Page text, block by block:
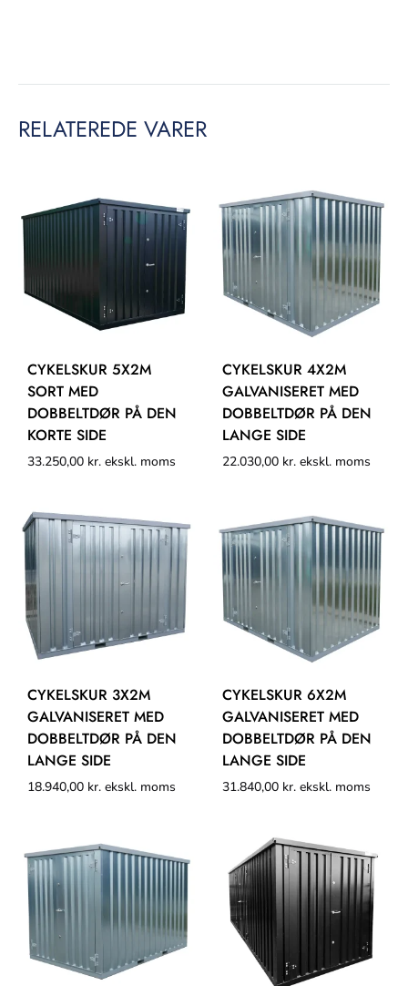
RELATEREDE VARER
CYKELSKUR 5X2M
SORT MED
DOBBELTDØR PÅ DEN
KORTE SIDE
33.250,00 kr. ekskl. moms
CYKELSKUR 4X2M
GALVANISERET MED
DOBBELTDØR PÅ DEN
LANGE SIDE
22.030,00 kr. ekskl. moms
CYKELSKUR 3X2M
GALVANISERET MED
DOBBELTDØR PÅ DEN
LANGE SIDE
18.940,00 kr. ekskl. moms
CYKELSKUR 6X2M
GALVANISERET MED
DOBBELTDØR PÅ DEN
LANGE SIDE
31.840,00 kr. ekskl. moms